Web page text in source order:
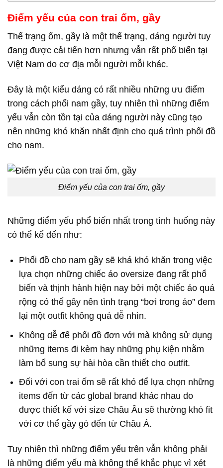
Điểm yếu của con trai ốm, gầy
Thể trạng ốm, gầy là một thể trạng, dáng người tuy
đang được cải tiến hơn nhưng vẫn rất phổ biến tại
Việt Nam do cơ địa mỗi người mỗi khác.
Đây là một kiểu dáng có rất nhiều những ưu điểm
trong cách phối nam gầy, tuy nhiên thì những điểm
yếu vẫn còn tồn tại của dáng người này cũng tạo
nên những khó khăn nhất định cho quá trình phối đồ
cho nam.
Điểm yếu của con trai ốm, gầy
Những điểm yếu phổ biến nhất trong tình huống này
có thể kể đến như:
Phối đồ cho nam gầy sẽ khá khó khăn trong việc
lựa chọn những chiếc áo oversize đang rất phổ
biến và thịnh hành hiện nay bởi một chiếc áo quá
rộng có thể gây nên tình trạng “bơi trong áo” đem
lại một outfit không quá dễ nhìn.
Không dễ để phối đồ đơn với mà không sử dụng
những items đi kèm hay những phụ kiện nhằm
làm bổ sung sự hài hòa cần thiết cho outfit.
Đối với con trai ốm sẽ rất khó để lựa chọn những
items đến từ các global brand khác nhau do
được thiết kế với size Châu Âu sẽ thường khó fit
với cơ thể gầy gò đến từ Châu Á.
Tuy nhiên thì những điểm yếu trên vẫn không phải
là những điểm yếu mà không thể khắc phục vì xét